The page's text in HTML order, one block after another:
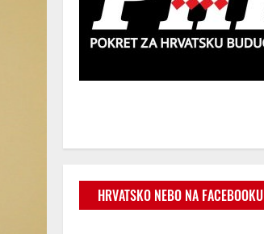
HRVATSKO NEBO NA FACEBOOKU